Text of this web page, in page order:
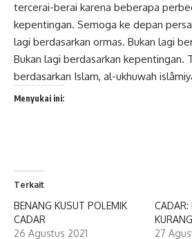
tercerai-berai karena beberapa
kepentingan. Semoga ke depan
lagi berdasarkan ormas. Bukan lagi
Bukan lagi berdasarkan kepentingan.
berdasarkan Islam, al-ukhuwah
Menyukai ini:
Terkait
BENANG KUSUT POLEMIK
CADAR
26 Agustus 2021
CADAR:
27